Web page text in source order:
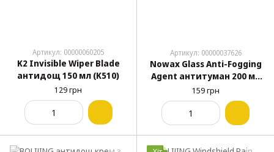
Артикул: 00000060205
K2 Invisible Wiper Blade
антидощ 150 мл (K510)
129 грн
Артикул: 00000037626
Nowax Glass Anti-Fogging
Agent антитуман 200 мл
(NX20007)
159 грн